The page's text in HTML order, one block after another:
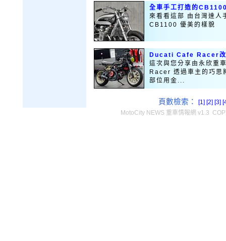
全車手工打造的
來看看這部 由台灣達人
CB1100 優美的樣貌
Ducati Cafe Racer改
這次與您分享由永欣
Racer 透過車主的巧
部位用金...
頁數檢索： [1] [2] [3]
MotoCity NEWS 重車情報網 v1.3